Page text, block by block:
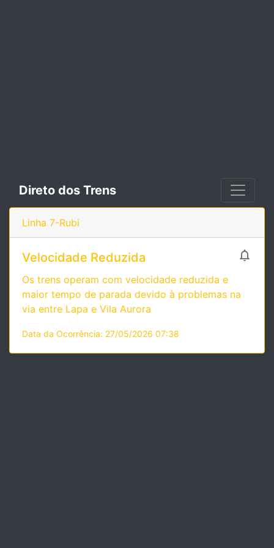
Direto dos Trens
Linha 7-Rubi

Velocidade Reduzida
Os trens operam com velocidade reduzida e
maior tempo de parada devido à problemas na
via entre Lapa e Vila Aurora
Data da Ocorrência: 27/05/2026 07:38